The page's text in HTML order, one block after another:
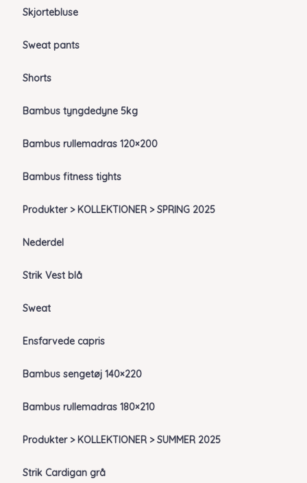
Skjortebluse
Sweat pants
Shorts
Bambus tyngdedyne 5kg
Bambus rullemadras 120×200
Bambus fitness tights
Produkter > KOLLEKTIONER > SPRING 2025
Nederdel
Strik Vest blå
Sweat
Ensfarvede capris
Bambus sengetøj 140×220
Bambus rullemadras 180×210
Produkter > KOLLEKTIONER > SUMMER 2025
Strik Cardigan grå